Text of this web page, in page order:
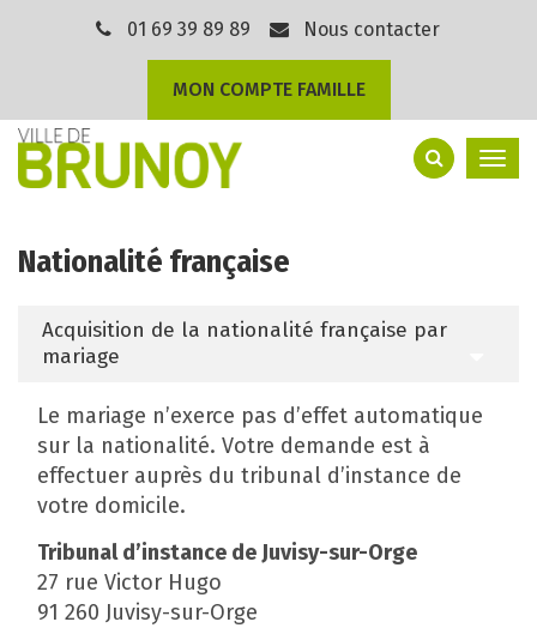
01 69 39 89 89 Nous contacter
MON COMPTE FAMILLE
Nationalité française
Acquisition de la nationalité française par
mariage
Le mariage n’exerce pas d’effet automatique
sur la nationalité. Votre demande est à
effectuer auprès du tribunal d’instance de
votre domicile.
Tribunal d’instance de Juvisy-sur-Orge
27 rue Victor Hugo
91 260 Juvisy-sur-Orge